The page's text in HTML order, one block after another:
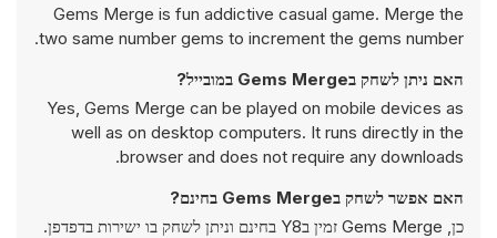
Gems Merge is fun addictive casual game. Merge the
two same number gems to increment the gems number.
האם ניתן לשחק בGems Merge במובייל?
Yes, Gems Merge can be played on mobile devices as
well as on desktop computers. It runs directly in the
browser and does not require any downloads.
האם אפשר לשחק בGems Merge בחינם?
כן, Gems Merge זמין בY8 בחינם וניתן לשחק בו ישירות בדפדפן.